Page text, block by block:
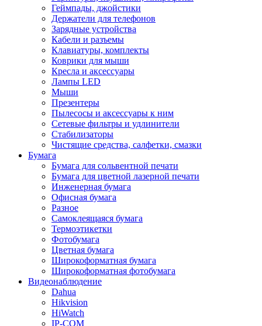
Геймпады, джойстики
Держатели для телефонов
Зарядные устройства
Кабели и разъемы
Клавиатуры, комплекты
Коврики для мыши
Кресла и аксессуары
Лампы LED
Мыши
Презентеры
Пылесосы и аксессуары к ним
Сетевые фильтры и удлинители
Стабилизаторы
Чистящие средства, салфетки, смазки
Бумага
Бумага для сольвентной печати
Бумага для цветной лазерной печати
Инженерная бумага
Офисная бумага
Разное
Самоклеящаяся бумага
Термоэтикетки
Фотобумага
Цветная бумага
Широкоформатная бумага
Широкоформатная фотобумага
Видеонаблюдение
Dahua
Hikvision
HiWatch
IP-COM